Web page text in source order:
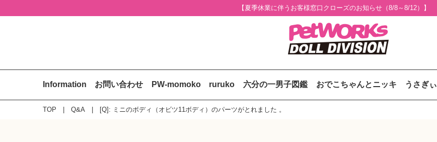
【夏季休業に伴うお客様窓口クローズのお知らせ（8/8～8/12）】
Information お問い合わせ PW-momoko ruruko 六分の一男子図鑑 おでこちゃんとニッキ うさぎぃ
TOP Q&A [Q]: ミニのボディ（オビツ11ボディ）のパーツがとれました 。